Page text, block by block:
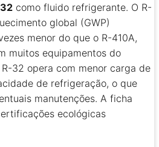
como fluido refrigerante. O R-
global (GWP)
menor do que o R-410A,
muitos equipamentos do
32 opera com menor carga de
de refrigeração, o que
manutenções. A ficha
ecológicas